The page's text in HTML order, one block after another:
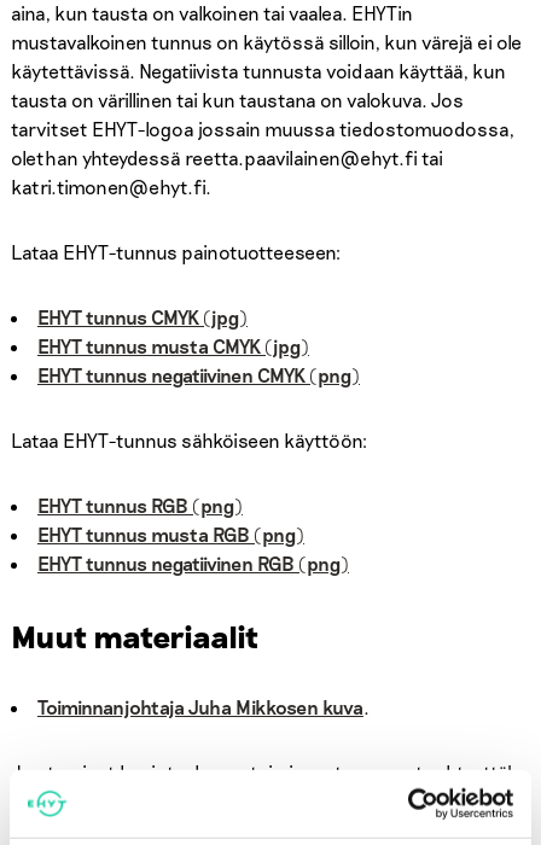
aina, kun tausta on valkoinen tai vaalea. EHYTin
mustavalkoinen tunnus on käytössä silloin, kun värejä ei ole
käytettävissä. Negatiivista tunnusta voidaan käyttää, kun
tausta on värillinen tai kun taustana on valokuva. Jos
tarvitset EHYT-logoa jossain muussa tiedostomuodossa,
olethan yhteydessä reetta.paavilainen@ehyt.fi tai
katri.timonen@ehyt.fi.
Lataa EHYT-tunnus painotuotteeseen:
EHYT tunnus CMYK (jpg)
EHYT tunnus musta CMYK (jpg)
EHYT tunnus negatiivinen CMYK (png)
Lataa EHYT-tunnus sähköiseen käyttöön:
EHYT tunnus RGB (png)
EHYT tunnus musta RGB (png)
EHYT tunnus negatiivinen RGB (png)
Muut materiaalit
Toiminnanjohtaja Juha Mikkosen kuva.
Jos tarviset kuvistuskuvaa toiminnastamme, ota yhteyttä!